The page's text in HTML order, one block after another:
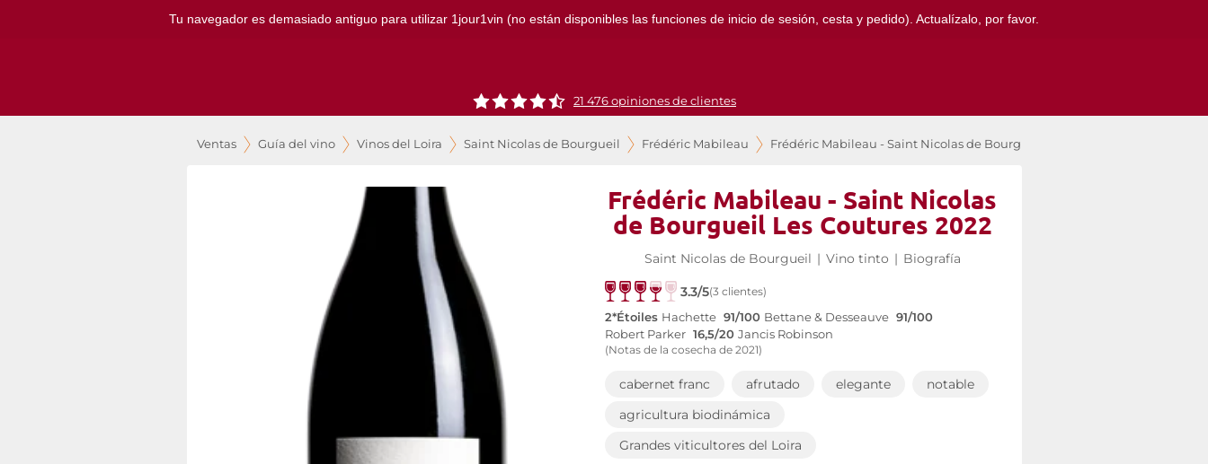
Tu navegador es demasiado antiguo para utilizar 1jour1vin (no están disponibles las funciones de inicio de sesión, cesta y pedido). Actualízalo, por favor.
21 476 opiniones de clientes
Ventas Guía del vino Vinos del Loira Saint Nicolas de Bourgueil Frédéric Mabileau Frédéric Mabileau - Saint Nicolas de Bourgueil Les Coutures 2022
Frédéric Mabileau - Saint Nicolas
de Bourgueil Les Coutures 2022
Saint Nicolas de Bourgueil | Vino tinto | Biografía
3.3/5(3 clientes)
2*Étoiles Hachette 91/100 Bettane & Desseauve 91/100
Robert Parker 16,5/20 Jancis Robinson
(Notas de la cosecha de 2021)
cabernet franc afrutado elegante
notable
agricultura biodinámica
Grandes viticultores del Loira